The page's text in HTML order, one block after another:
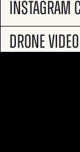
INSTAGRAM
DRONE